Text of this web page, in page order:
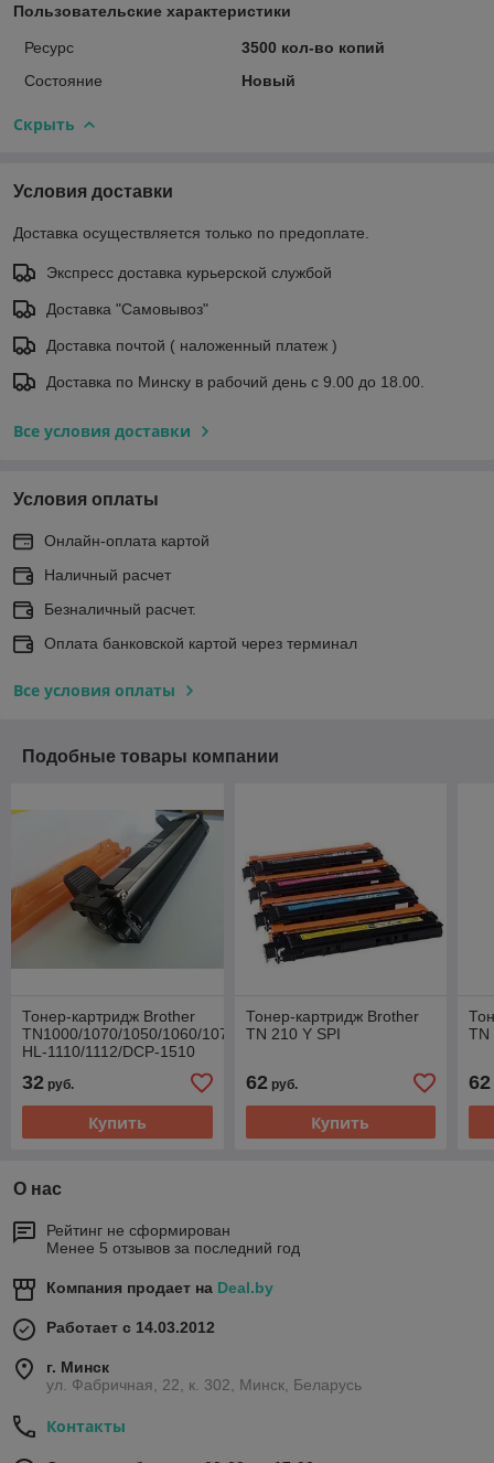
Пользовательские характеристики
Ресурс
3500 кол-во копий
Состояние
Новый
Скрыть
Условия доставки
Доставка осуществляется только по предоплате.
Экспресс доставка курьерской службой
Доставка "Самовывоз"
Доставка почтой ( наложенный платеж )
Доставка по Минску в рабочий день с 9.00 до 18.00.
Все условия доставки
Условия оплаты
Онлайн-оплата картой
Наличный расчет
Безналичный расчет.
Оплата банковской картой через терминал
Все условия оплаты
Подобные товары компании
Тонер-картридж Brother
TN1000/1070/1050/1060/1075/1030/1025,
HL-1110/1112/DCP-1510
32 руб.
Купить
Тонер-картридж Brother
TN 210 Y SPI
62руб.
Купить
TN
62
О нас
Рейтинг не сформирован
Менее 5 отзывов за последний год
Компания продает на Deal.by
Работает с 14.03.2012
г. Минск
ул. Фабричная, 22, к. 302, Минск, Беларусь
Контакты